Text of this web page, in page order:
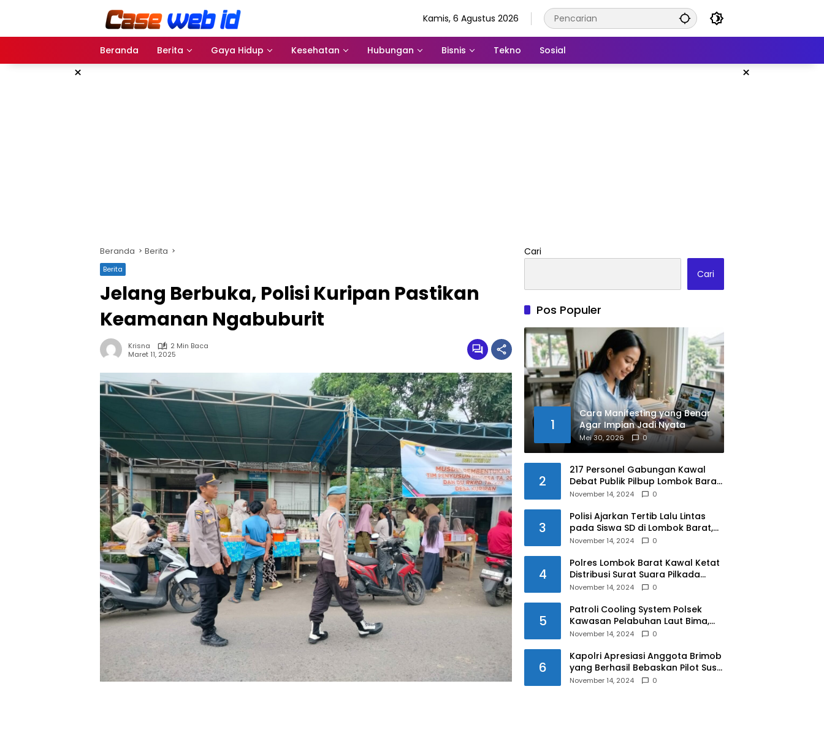
Kamis, 6 Agustus 2026
Beranda Berita Gaya Hidup Kesehatan Hubungan Bisnis Tekno Sosial
× ×
Beranda Berita
Berita
Jelang Berbuka, Polisi Kuripan Pastikan
Keamanan Ngabuburit
Krisna
2 Min Baca
Maret 11, 2025
Cari
Cari
Pos Populer
1
Cara Manifesting yang Benar
Agar Impian Jadi Nyata
Mei 30, 2026 0
2
217 Personel Gabungan Kawal
Debat Publik Pilbup Lombok Barat
2024
November 14, 2024 0
3
Polisi Ajarkan Tertib Lalu Lintas
pada Siswa SD di Lombok Barat,
Apa Saja Materinya?
November 14, 2024 0
4
Polres Lombok Barat Kawal Ketat
Distribusi Surat Suara Pilkada
2024
November 14, 2024 0
5
Patroli Cooling System Polsek
Kawasan Pelabuhan Laut Bima,
Ciptakan Pilkada Serentak 2024
November 14, 2024 0
6
Kapolri Apresiasi Anggota Brimob
yang Berhasil Bebaskan Pilot Susi
Air Korban Penyanderaan KKB
November 14, 2024 0